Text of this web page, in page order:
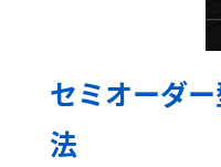
セミオーダ
法